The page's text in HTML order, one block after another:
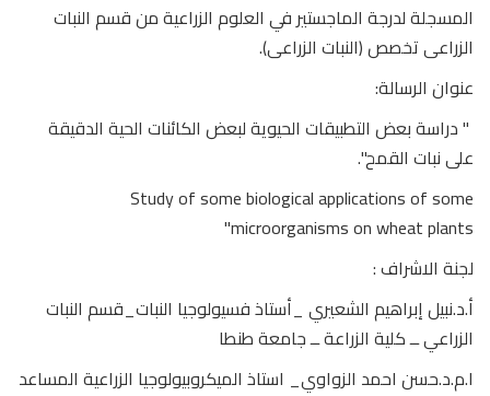
المسجلة لدرجة الماجستير في العلوم الزراعية من قسم النبات
الزراعى تخصص (النبات الزراعى).
عنوان الرسالة:
" دراسة بعض التطبيقات الحيوية لبعض الكائنات الحية الدقيقة
على نبات القمح".
Study of some biological applications of some
microorganisms on wheat plants"
لجنة الاشراف :
أ.د.نبيل إبراهيم الشعيري _أستاذ فسيولوجيا النبات_قسم النبات
الزراعي ــ كلية الزراعة ــ جامعة طنطا
ا.م.د.حسن احمد الزواوي_ استاذ الميكروبيولوجيا الزراعية المساعد